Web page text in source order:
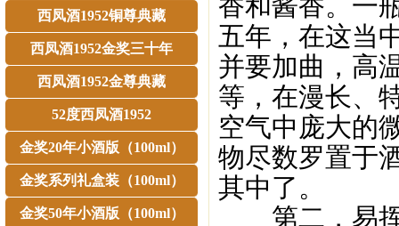
西凤酒1952铜尊典藏
西凤酒1952金奖三十年
西凤酒1952金尊典藏
52度西凤酒1952
金奖20年小酒版（100ml）
金奖系列礼盒装（100ml）
金奖50年小酒版（100ml）
香和酱香。一
五年，在这当
并要加曲，高
等，在漫长、
空气中庞大的
物尽数罗置于
其中了。
第二，易挥